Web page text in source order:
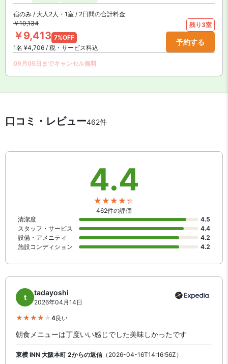
宿のみ / 大人2人・1室 / 2日間の合計料金
￥10,134
￥9,413 7%OFF
1名 ¥4,706 / 税・サービス料込
残り3室
予約する
09月05日までキャンセル無料
口コミ・レビュー462件
4.4
462件の評価
清潔度
4.5
スタッフ・サービス
4.4
設備・アメニティ
4.2
施設コンディション
4.2
t
tadayoshi
2026年04月14日
4良い
朝食メニューは丁度いい感じでした美味しかったです
東横 INN 大阪本町 2からの返信（2026-04-16T14:16:56Z）